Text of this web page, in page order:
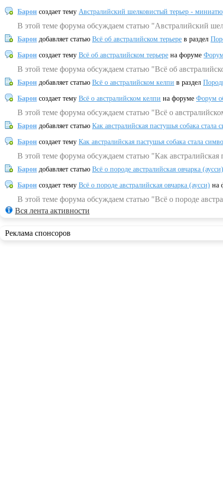
Барон создает тему Австралийский шелковистый терьер -
В этой теме форума обсуждаем статью "Австралийский
Барон добавляет статью Всё об австралийском терьере в раздел
Барон создает тему Всё об австралийском терьере на форуме
В этой теме форума обсуждаем статью "Всё об
Барон добавляет статью Всё о австралийском келпи в раздел
Барон создает тему Всё о австралийском келпи на форуме Форум
В этой теме форума обсуждаем статью "Всё о
Барон добавляет статью Как австралийская пастушья собака
Барон создает тему Как австралийская пастушья собака стала
В этой теме форума обсуждаем статью "Как
Барон добавляет статью Всё о породе австралийская овчарка (аусси)
Барон создает тему Всё о породе австралийская овчарка (аусси) на
В этой теме форума обсуждаем статью "Всё о породе
Вся лента активности
Реклама спонсоров